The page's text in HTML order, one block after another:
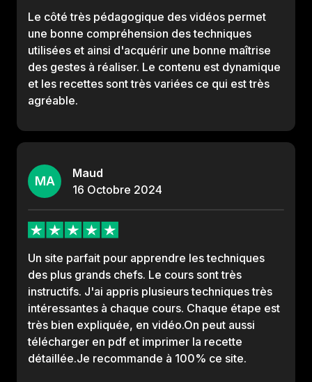
Le côté très pédagogique des vidéos permet
une bonne compréhension des techniques
utilisées et ainsi d'acquérir une bonne maîtrise
des gestes à réaliser. Le contenu est dynamique
et les recettes sont très variées ce qui est très
agréable.
MA
Maud
16 Octobre 2024
Un site parfait pour apprendre les techniques
des plus grands chefs. Le cours sont très
instructifs. J'ai appris plusieurs techniques très
intéressantes à chaque cours. Chaque étape est
très bien expliquée, en vidéo.On peut aussi
télécharger en pdf et imprimer la recette
détaillée.Je recommande à 100% ce site.